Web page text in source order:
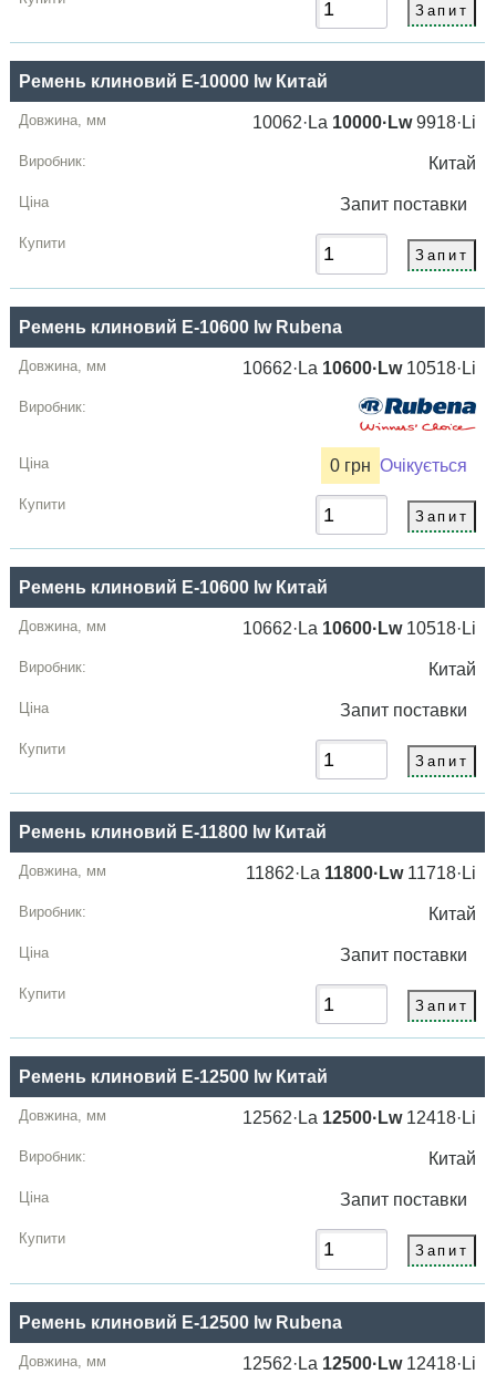
Ремень клиновий E-10000 lw Китай
10062·La 10000·Lw9918·Li
Китай
Запит поставки
Ремень клиновий E-10600 lw Rubena
10662·La 10600·Lw10518·Li
0 грн Очікується
Ремень клиновий E-10600 lw Китай
10662·La 10600·Lw10518·Li
Китай
Запит поставки
Ремень клиновий E-11800 lw Китай
11862·La 11800·Lw11718·Li
Китай
Запит поставки
Ремень клиновий E-12500 lw Китай
12562·La 12500·Lw12418·Li
Китай
Запит поставки
Ремень клиновий E-12500 lw Rubena
12562·La 12500·Lw12418·Li